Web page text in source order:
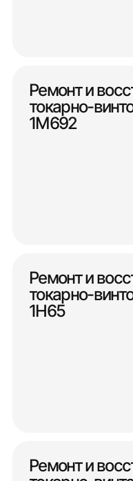
Ремонт и
токарно-
1М692
Ремонт и
токарно-
1Н65
Ремонт и